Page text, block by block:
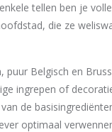
tellen ben je
die ze
puur Belgisch en
ingrepen of
de
optimaal